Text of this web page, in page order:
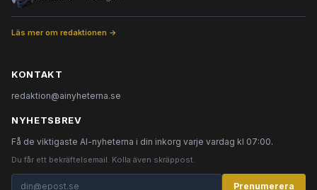
Läs mer om redaktionen →
KONTAKT
redaktion@ainyheterna.se
NYHETSBREV
Få de viktigaste AI-nyheterna i din inkorg varje vardag kl 07:00.
Du får ett bekräftelsemail. Kolla även skräppost.
Prenumerera